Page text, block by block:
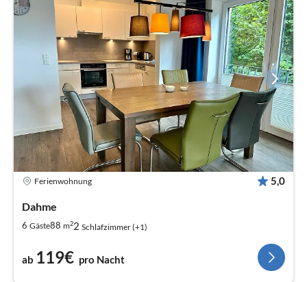
Ferienwohnung 5,0
Dahme
6 Gäste88 m22 Schlafzimmer (+1)
ab 119€ pro Nacht